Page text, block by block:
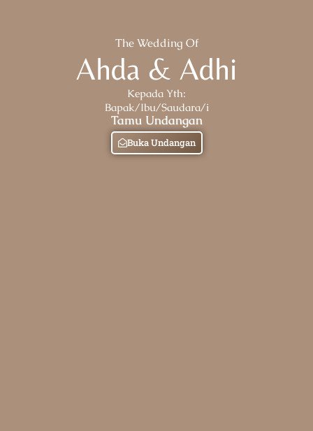
The Wedding Of
Ahda & Adhi
Kepada Yth:
Bapak/Ibu/Saudara/i
Tamu Undangan
Buka Undangan